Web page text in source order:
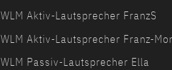
WLM Aktiv-Lautsprecher FranzS
WLM Aktiv-Lautsprecher Franz-
WLM Passiv-Lautsprecher Ella